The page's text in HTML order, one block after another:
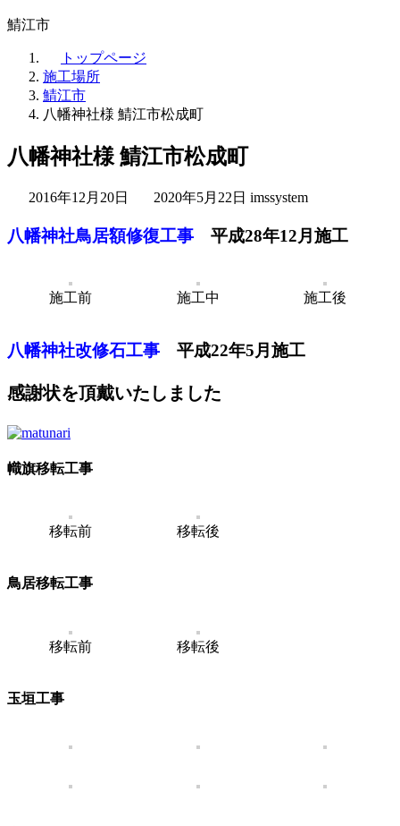
鯖江市
トップページ
施工場所
鯖江市
八幡神社様 鯖江市松成町
八幡神社様 鯖江市松成町
2016年12月20日
最
更
2020年5月22日 imssystem
八幡神社鳥居額修復工事 平成28年12月施工
施工前 施工中 施工後
八幡神社改修石工事 平成22年5月施工
感謝状を頂戴いたしました
幟旗移転工事
移転前 移転後
鳥居移転工事
移転前 移転後
玉垣工事